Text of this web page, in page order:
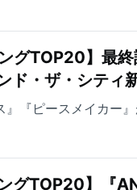
グTOP20】最
ド・ザ・シティ
『ピースメイカー
グTOP20】『